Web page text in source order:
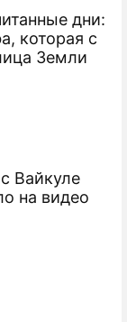
дни:
которая с
Земли
Вайкуле
на видео
и Лоу
млн
Круза